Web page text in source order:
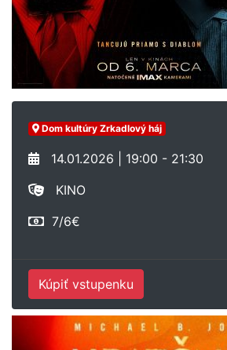
Dom kultúry Zrkadlový háj
14.01.2026 | 19:00 - 21:30
KINO
7/6€
Kúpiť vstupenku